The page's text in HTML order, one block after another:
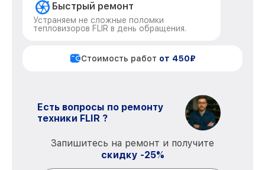
Быстрый ремонт
Устраняем не сложные поломки
тепловизоров FLIR в день обращения.
Стоимость работ от 450₽
Есть вопросы по ремонту
техники FLIR ?
Запишитесь на ремонт и получите
скидку -25%